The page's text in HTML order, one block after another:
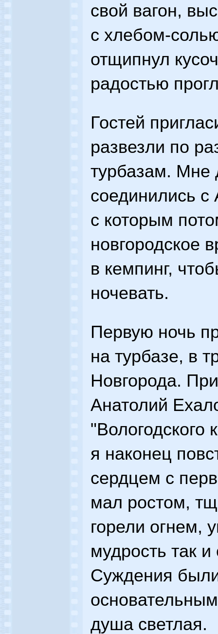
свой вагон,
с хлебом-
отщипнул
радостью
Гостей
развезли по
турбазам. Мне
соединились
с которым
новгородское
в кемпинг,
ночевать.
Первую ночь
на турбазе, в
Новгорода.
Анатолий
"Вологодского
я наконец
сердцем с
мал ростом,
горели огнем,
мудрость так
Суждения
душа светлая.